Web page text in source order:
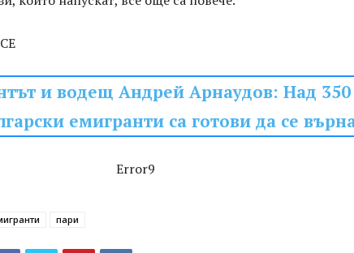
и водещ Андрей Арнаудов: Над 350
емигранти са готови да се
Error9
пари